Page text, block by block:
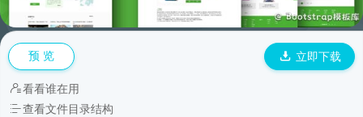
预 览 立即下载
看看谁在用
查看文件目录结构